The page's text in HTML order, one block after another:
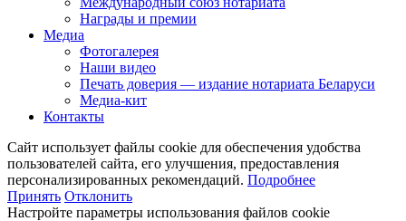
Награды и премии
Медиа
Фотогалерея
Наши видео
Печать доверия — издание нотариата Беларуси
Медиа-кит
Контакты
Сайт использует файлы cookie для обеспечения удобства
пользователей сайта, его улучшения, предоставления
персонализированных рекомендаций. Подробнее
Принять Отклонить
Настройте параметры использования файлов cookie